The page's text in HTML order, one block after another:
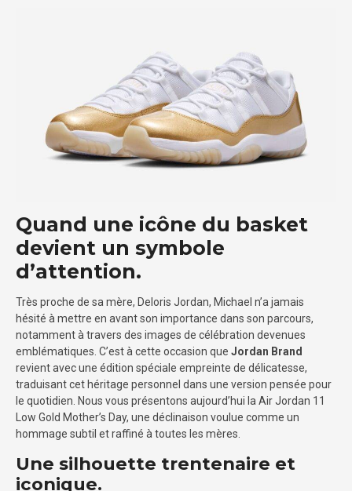
Quand une icône du basket
devient un symbole
d’attention.
Très proche de sa mère, Deloris Jordan, Michael n’a jamais
hésité à mettre en avant son importance dans son parcours,
notamment à travers des images de célébration devenues
emblématiques. C’est à cette occasion que Jordan Brand
revient avec une édition spéciale empreinte de délicatesse,
traduisant cet héritage personnel dans une version pensée pour
le quotidien. Nous vous présentons aujourd’hui la Air Jordan 11
Low Gold Mother’s Day, une déclinaison voulue comme un
hommage subtil et raffiné à toutes les mères.
Une silhouette trentenaire et
iconique.